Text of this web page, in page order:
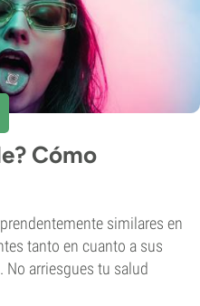
Cómo
similares en
tanto en cuanto a sus
No arriesgues tu salud